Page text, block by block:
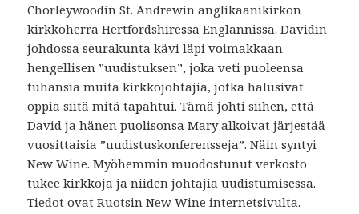
Chorleywoodin St. Andrewin anglikaanikirkon
kirkkoherra Hertfordshiressa Englannissa. Davidin
johdossa seurakunta kävi läpi voimakkaan
hengellisen ”uudistuksen”, joka veti puoleensa
tuhansia muita kirkkojohtajia, jotka halusivat
oppia siitä mitä tapahtui. Tämä johti siihen, että
David ja hänen puolisonsa Mary alkoivat järjestää
vuosittaisia ”uudistuskonferensseja”. Näin syntyi
New Wine. Myöhemmin muodostunut verkosto
tukee kirkkoja ja niiden johtajia uudistumisessa.
Tiedot ovat Ruotsin New Wine internetsivulta.